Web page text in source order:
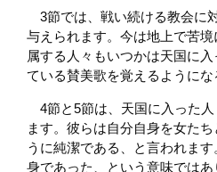
3節では、戦い続ける教会に
与えられます。今は地上で苦
属する人々もいつかは天国に
ている賛美歌を覚えるようにな
4節と5節は、天国に入った
ます。彼らは自分自身を女た
うに純潔である、と言われま
身であった、という意味では